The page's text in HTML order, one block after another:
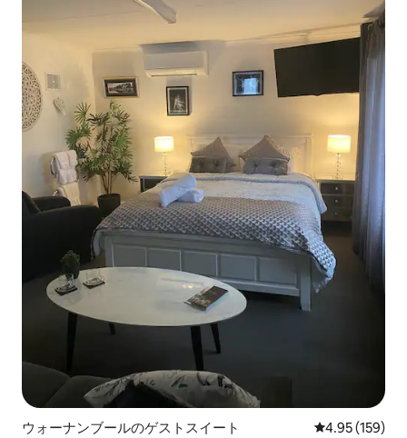
ウォーナンブールのゲストスイート レビュー159
4.95 (159)